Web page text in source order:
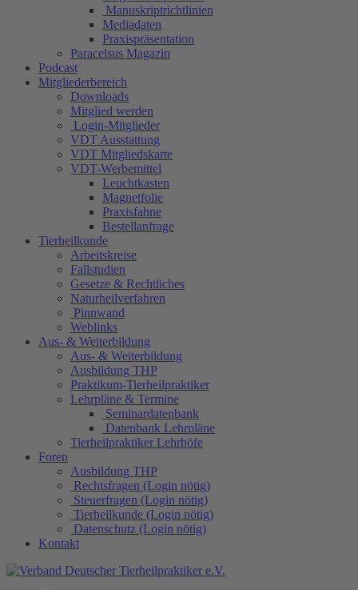
Manuskriptrichtlinien
Mediadaten
Praxispräsentation
Paracelsus Magazin
Podcast
Mitgliederbereich
Downloads
Mitglied werden
Login-Mitglieder
VDT Ausstattung
VDT Mitgliedskarte
VDT-Werbemittel
Leuchtkasten
Magnetfolie
Praxisfahne
Bestellanfrage
Tierheilkunde
Arbeitskreise
Fallstudien
Gesetze & Rechtliches
Naturheilverfahren
Pinnwand
Weblinks
Aus- & Weiterbildung
Aus- & Weiterbildung
Ausbildung THP
Praktikum-Tierheilpraktiker
Lehrpläne & Termine
Seminardatenbank
Datenbank Lehrpläne
Tierheilpraktiker Lehrhöfe
Foren
Ausbildung THP
Rechtsfragen (Login nötig)
Steuerfragen (Login nötig)
Tierheilkunde (Login nötig)
Datenschutz (Login nötig)
Kontakt